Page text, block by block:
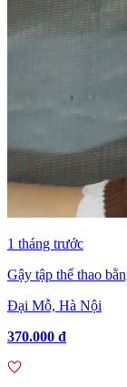
1 tháng trước
Gậy tập thể thao
Đại Mỗ, Hà Nội
370.000 đ